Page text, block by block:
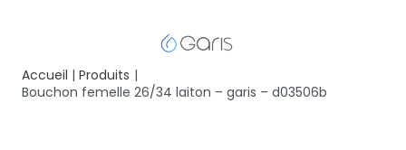
Accueil
Produits
Bouchon femelle 26/34 laiton – garis – d03506b